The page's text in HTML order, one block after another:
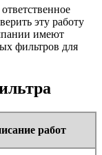
эту работу
имеют
фильтров для
работ